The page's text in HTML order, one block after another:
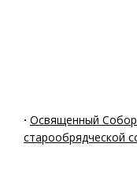
· Освященный Собор
старообрядческой